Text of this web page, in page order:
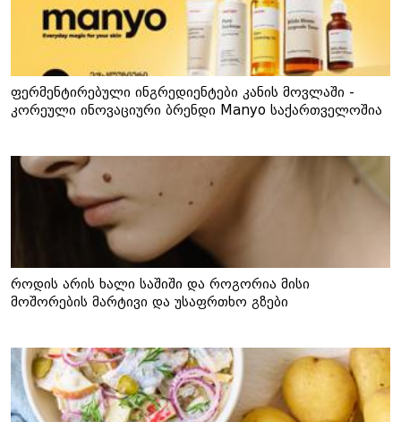
ფერმენტირებული ინგრედიენტები კანის მოვლაში -
კორეული ინოვაციური ბრენდი Manyo საქართველოშია
როდის არის ხალი საშიში და როგორია მისი
მოშორების მარტივი და უსაფრთხო გზები